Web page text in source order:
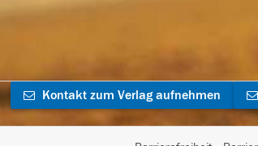
Kontakt zum Verlag aufnehmen